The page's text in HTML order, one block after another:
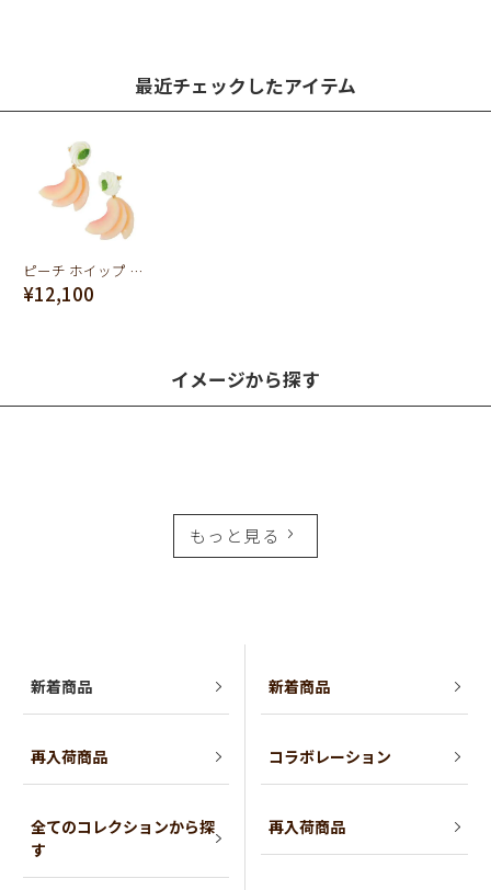
最近チェックしたアイテム
ピーチ ホイップ ピアス（ペア）
¥12,100
イメージから探す
もっと見る
新着商品
再入荷商品
全てのコレクションから探
す
新着商品
コラボレーション
再入荷商品